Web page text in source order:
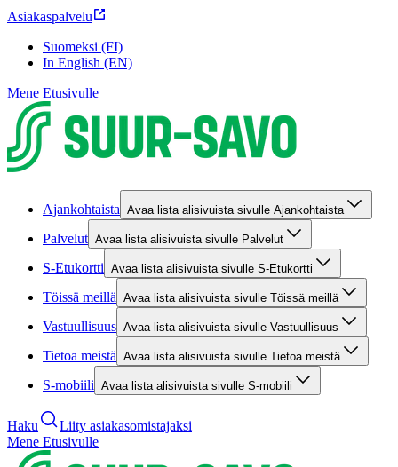
Asiakaspalvelu
Suomeksi (FI)
In English (EN)
Mene Etusivulle
Ajankohtaista Avaa lista alisivuista sivulle Ajankohtaista
Palvelut Avaa lista alisivuista sivulle Palvelut
S-Etukortti Avaa lista alisivuista sivulle S-Etukortti
Töissä meillä Avaa lista alisivuista sivulle Töissä meillä
Vastuullisuus Avaa lista alisivuista sivulle Vastuullisuus
Tietoa meistä Avaa lista alisivuista sivulle Tietoa meistä
S-mobiili Avaa lista alisivuista sivulle S-mobiili
Haku
Liity asiakasomistajaksi
Mene Etusivulle